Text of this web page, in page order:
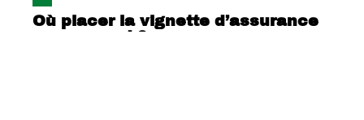
Où placer la vignette d’assurance
sur un quad ?